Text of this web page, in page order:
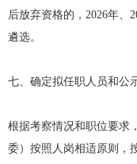
后放弃资格的，2026年、
遴选。
七、确定拟任职人员和公
根据考察情况和职位要求
委）按照人岗相适原则，